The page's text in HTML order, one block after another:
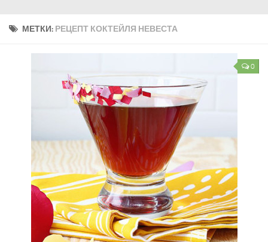
МЕТКИ: РЕЦЕПТ КОКТЕЙЛЯ НЕВЕСТА
0